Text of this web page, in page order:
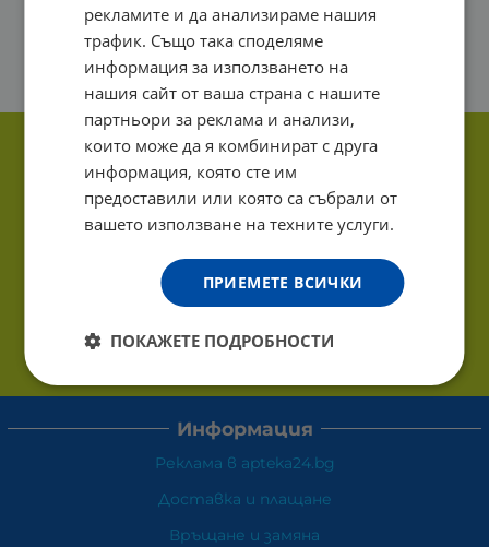
Информация
Реклама в apteka24.bg
Доставка и плащане
Връщане и замяна
рекламите и да анализираме нашия
трафик. Също така споделяме
информация за използването на
нашия сайт от ваша страна с нашите
партньори за реклама и анализи,
които може да я комбинират с друга
информация, която сте им
предоставили или която са събрали от
вашето използване на техните услуги.
ПРИЕМЕТЕ ВСИЧКИ
ПОКАЖЕТЕ ПОДРОБНОСТИ